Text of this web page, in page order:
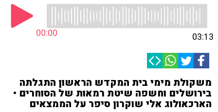
00:00 03:13
משקולת מימי בית המקדש הראשון התגלתה
בירושלים וחשפה שיטת רמאות של הסוחרים •
הארכאולוג אלי שוקרון סיפר על הממצאים